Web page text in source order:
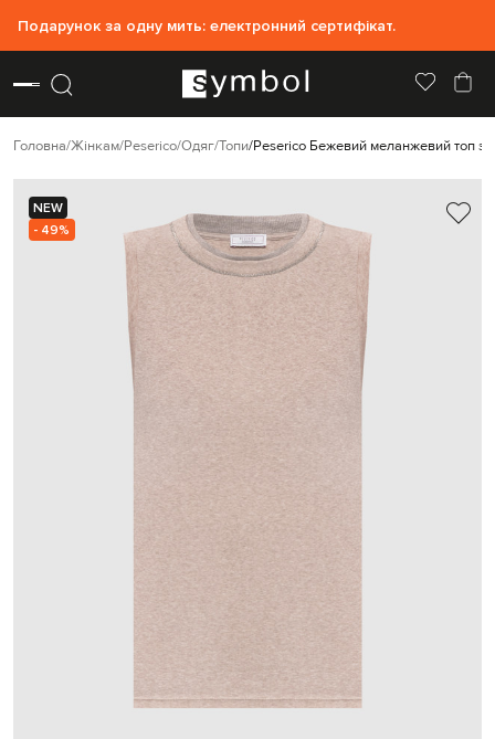
Подарунок за одну мить: електронний сертифікат.
Головна Жінкам Peserico Одяг Топи Peserico Бежевий меланжевий топ з
NEW
- 49%